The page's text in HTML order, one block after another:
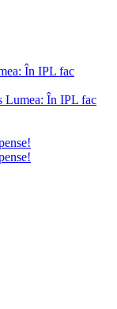
În IPL fac
Lumea: În IPL fac